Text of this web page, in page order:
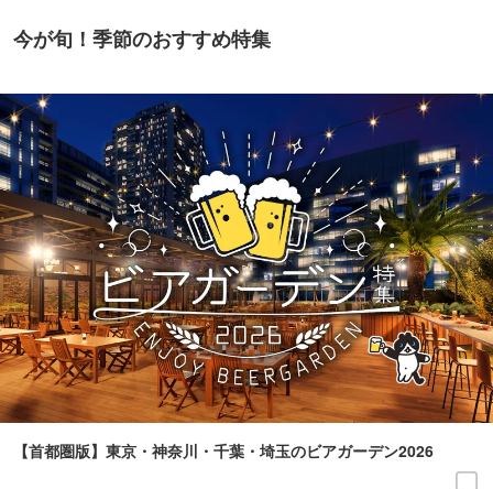
今が旬！季節のおすすめ特集
【首都圏版】東京・神奈川・千葉・埼玉のビアガーデン2026